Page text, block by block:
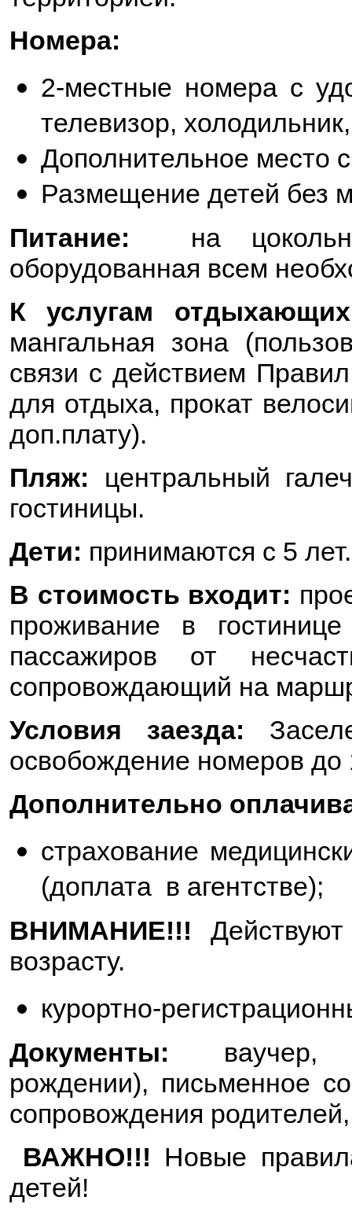
Номера:
2-местные номера с
телевизор,
Дополнительное место
Размещение детей без
Питание: на
оборудованная всем
К услугам
мангальная зона
связи с действием
для отдыха, прокат
доп.плату).
Пляж: центральный
гостиницы.
Дети: принимаются с 5 лет.
В стоимость входит:
проживание в
пассажиров от
сопровождающий на
Условия заезда:
освобождение номеров до
Дополнительно
страхование
(доплата в агентстве);
ВНИМАНИЕ!!!
возрасту.
курортно-
Документы:
рождении), письменное
сопровождения
ВАЖНО!!! Новые
детей!